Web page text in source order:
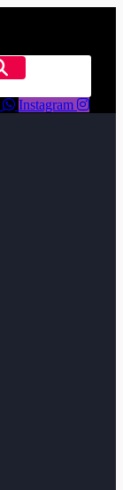
Instagram